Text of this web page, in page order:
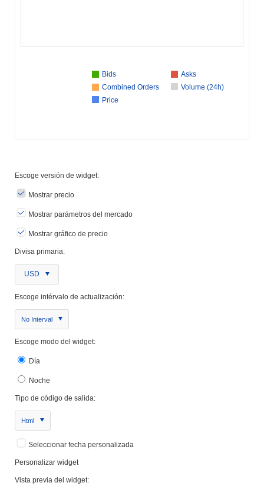
Bids
Asks
Combined Orders
Volume (24h)
Price
Escoge versión de widget:
Mostrar precio
Mostrar parámetros del mercado
Mostrar gráfico de precio
Divisa primaria:
USD
Escoge intérvalo de actualización:
No Interval
Escoge modo del widget:
Día
Noche
Tipo de código de salida:
Html
Seleccionar fecha personalizada
Personalizar widget
Vista previa del widget: